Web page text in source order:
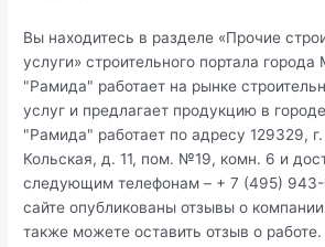
Вы находитесь в разделе «Прочие
услуги» строительного портала
"Рамида" работает на рынке
услуг и предлагает продукцию в
"Рамида" работает по адресу 129329,
Кольская, д. 11, пом. №19, комн. 6 и
следующим телефонам – + 7 (495)
сайте опубликованы отзывы о
также можете оставить отзыв о